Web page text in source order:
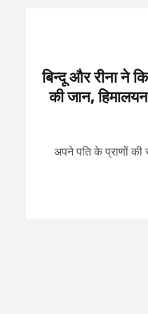
बिन्दू और रीना ने
की जान,
अपने पति के प्राणों की